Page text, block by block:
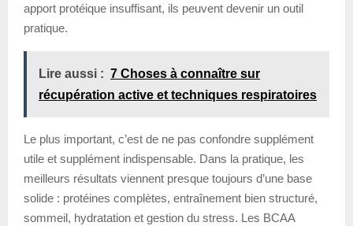
apport protéique insuffisant, ils peuvent devenir un outil
pratique.
Lire aussi : 7 Choses à connaître sur
récupération active et techniques respiratoires
Le plus important, c’est de ne pas confondre supplément
utile et supplément indispensable. Dans la pratique, les
meilleurs résultats viennent presque toujours d’une base
solide : protéines complètes, entraînement bien structuré,
sommeil, hydratation et gestion du stress. Les BCAA